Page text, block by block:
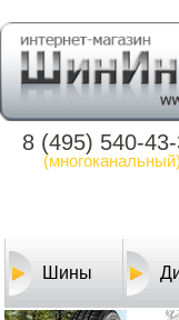
8 (495) 540-
(многоканальный)
Шины